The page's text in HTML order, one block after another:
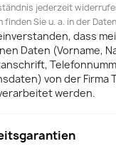
jederzeit
Sie u. a. in der
dass
Daten (Vorname,
von der Firma
werden.